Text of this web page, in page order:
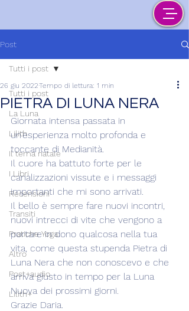
Post
Tutti i post
La Luna
Lilith
Il tema natale
I Libri
Recensioni
Transiti
Pratiche Yoga
Altro
Post+audio
Lilith+
Tutti i post
PIETRA DI LUNA NERA
26 giu 2022Tempo di lettura: 1 min
Giornata intensa passata in
un'esperienza molto profonda e
toccante di Medianità.
Il cuore ha battuto forte per le
canalizzazioni vissute e i messaggi
importanti che mi sono arrivati.
Il bello è sempre fare nuovi incontri,
nuovi intrecci di vite che vengono a
portare in dono qualcosa nella tua
vita, come questa stupenda Pietra di
Luna Nera che non conoscevo e che
arriva giusto in tempo per la Luna
Nuova dei prossimi giorni.
Grazie Daria.